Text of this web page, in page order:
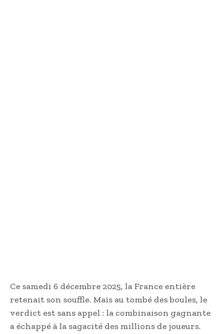
Ce samedi 6 décembre 2025, la France entière
retenait son souffle. Mais au tombé des boules, le
verdict est sans appel : la combinaison gagnante
a échappé à la sagacité des millions de joueurs.